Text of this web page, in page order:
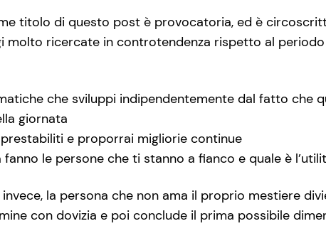
titolo di questo post è provocatoria, ed è
molto ricercate in controtendenza rispetto al
che sviluppi indipendentemente dal fatto che
giornata
e proporrai migliorie continue
le persone che ti stanno a fianco e quale è
la persona che non ama il proprio mestiere
con dovizia e poi conclude il prima possibile